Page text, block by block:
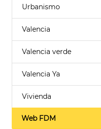
Urbanismo
Valencia
Valencia verde
Valencia Ya
Vivienda
Web FDM